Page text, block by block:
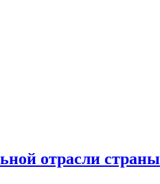
отрасли страны